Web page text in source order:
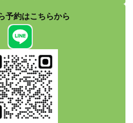
予約はこちらから